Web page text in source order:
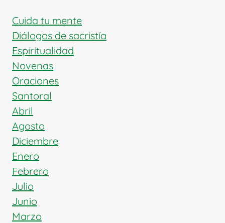
Cuida tu mente
Diálogos de sacristía
Espiritualidad
Novenas
Oraciones
Santoral
Abril
Agosto
Diciembre
Enero
Febrero
Julio
Junio
Marzo